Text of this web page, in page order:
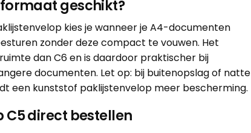
geschikt?
kies je wanneer je A4-documenten
zonder deze compact te vouwen. Het
dan C6 en is daardoor praktischer bij
documenten. Let op: bij buitenopslag of natte
een kunststof paklijstenvelop meer bescherming.
C5 direct bestellen